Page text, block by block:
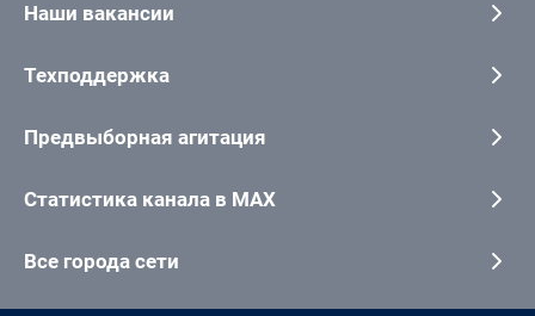
Наши вакансии
Техподдержка
Предвыборная агитация
Статистика канала в MAX
Все города сети